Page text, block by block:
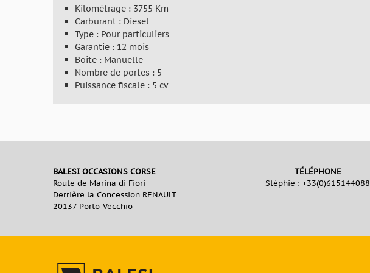
Kilométrage : 3755 Km
Carburant : Diesel
Type : Pour particuliers
Garantie : 12 mois
Boite : Manuelle
Nombre de portes : 5
Puissance fiscale : 5 cv
BALESI OCCASIONS CORSE
Route de Marina di Fiori
Derrière la Concession RENAULT
20137 Porto-Vecchio
TÉLÉPHONE
Stéphie : +33(0)615144088